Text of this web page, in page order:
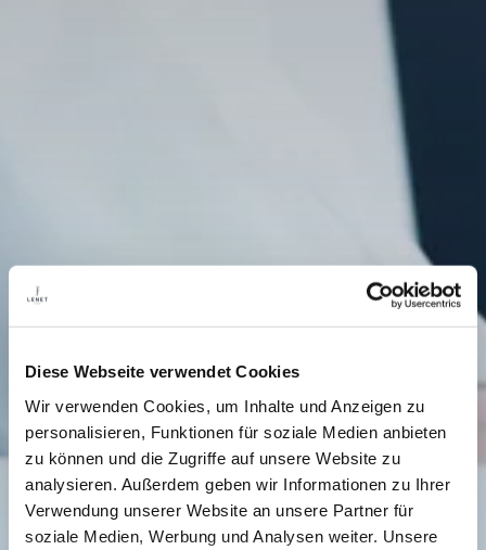
Diese Webseite verwendet Cookies
Wir verwenden Cookies, um Inhalte und Anzeigen zu
personalisieren, Funktionen für soziale Medien anbieten
zu können und die Zugriffe auf unsere Website zu
analysieren. Außerdem geben wir Informationen zu Ihrer
Verwendung unserer Website an unsere Partner für
soziale Medien, Werbung und Analysen weiter. Unsere